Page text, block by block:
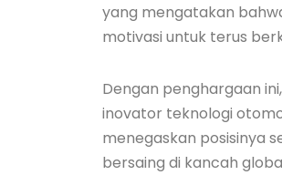
yang mengatakan
motivasi untuk terus
Dengan penghargaan
inovator teknologi
menegaskan posisinya
bersaing di kancah